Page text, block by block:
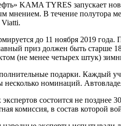
KAMA TYRES запускает
мнением. В течение полутора
до 11 ноября 2019
приз должен быть старше
(не менее четырех штук)
подарки. Каждый
несколько номинаций.
состоится не
комиссия, в состав которой